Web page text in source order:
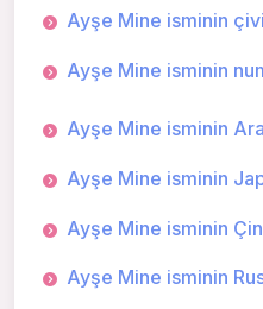
Ayşe Mine isminin
Ayşe Mine isminin
Ayşe Mine isminin
Ayşe Mine isminin
Ayşe Mine isminin
Ayşe Mine isminin